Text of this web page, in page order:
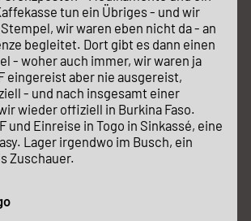
tun ein Übriges - und wir
wir waren eben nicht da - an
begleitet. Dort gibt es dann einen
- woher auch immer, wir waren ja
eingereist aber nie ausgereist,
- und nach insgesamt einer
wieder offiziell in Burkina Faso.
und Einreise in Togo in Sinkassé, eine
Lager irgendwo im Busch, ein
Zuschauer.